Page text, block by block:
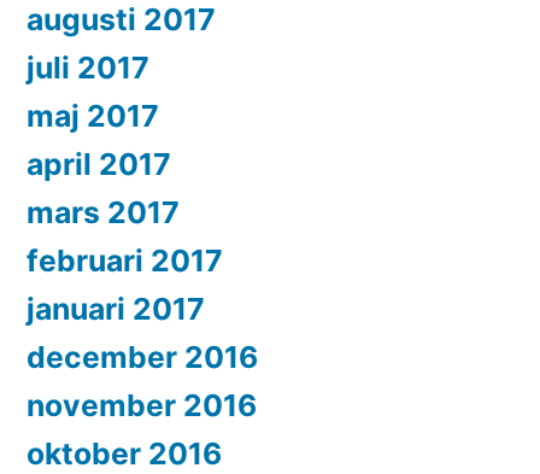
augusti 2017
juli 2017
maj 2017
april 2017
mars 2017
februari 2017
januari 2017
december 2016
november 2016
oktober 2016